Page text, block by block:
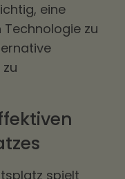
eine
zu
spielt